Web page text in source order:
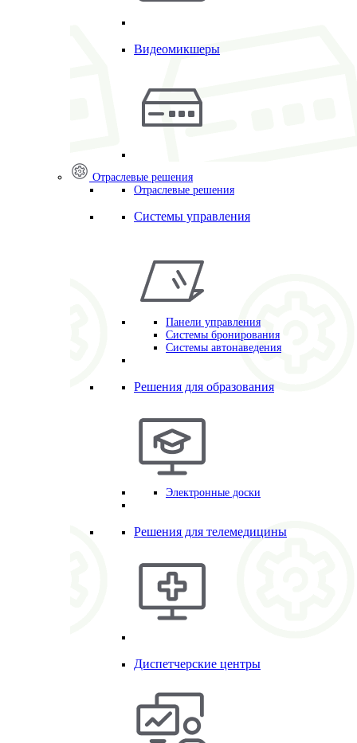
Видеомикшеры
Отраслевые решения
Отраслевые решения
Системы управления
Панели управления
Системы бронирования
Системы автонаведения
Решения для образования
Электронные доски
Решения для телемедицины
Диспетчерские центры